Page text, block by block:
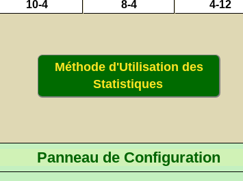
10-4
8-4 4-12
Méthode d'Utilisation des
Statistiques
Panneau de Configuration